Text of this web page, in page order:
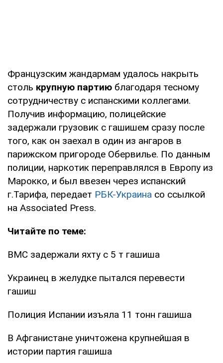
Французским жандармам удалось накрыть
столь крупную партию благодаря тесному
сотрудничеству с испанскими коллегами.
Получив информацию, полицейские
задержали грузовик с гашишем сразу после
того, как он заехал в один из ангаров в
парижском пригороде Обервилье. По данным
полиции, наркотик переправлялся в Европу из
Марокко, и был ввезен через испанский
г.Тарифа, передает РБК-Украина со ссылкой
на Associated Press.
Читайте по теме:
ВМС задержали яхту с 5 т гашиша
Украинец в желудке пытался перевести
гашиш
Полиция Испании изъяла 11 тонн гашиша
В Афганистане уничтожена крупнейшая в
истории партия гашиша